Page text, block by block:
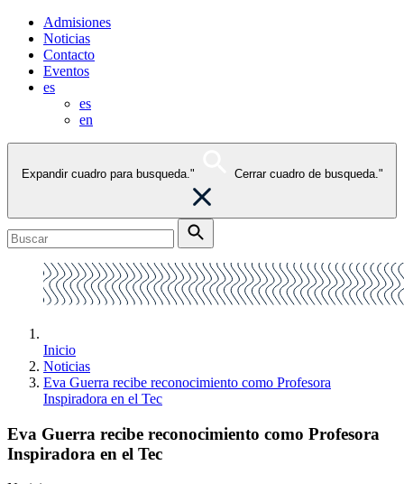
Admisiones
Noticias
Contacto
Eventos
es
es
en
Expandir cuadro para busqueda." Cerrar cuadro de busqueda."
Inicio
Noticias
Eva Guerra recibe reconocimiento como Profesora
Inspiradora en el Tec
Eva Guerra recibe reconocimiento como Profesora
Inspiradora en el Tec